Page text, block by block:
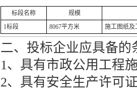
标段名称
规模
1标段
8067平方米 施工图纸及
二、投标企业应具备的
1、具有市政公用工程
2、具有安全生产许可